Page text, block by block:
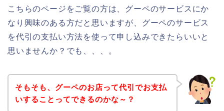
こちらのページをご覧の方は、グーペのサービスにか
なり興味のある方だと思いますが、グーペのサービス
を代引の支払い方法を使って申し込みできたらいいと
思いませんか？でも、、、。
そもそも、グーペのお店って代引でお支払
いすることってできるのかな～？